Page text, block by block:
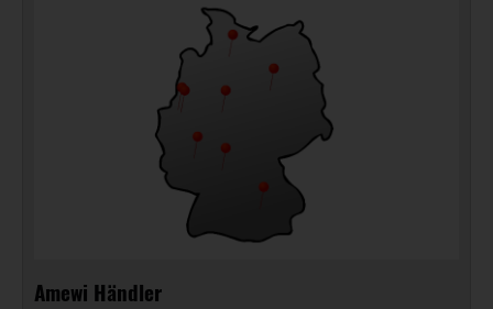
Amewi Händler